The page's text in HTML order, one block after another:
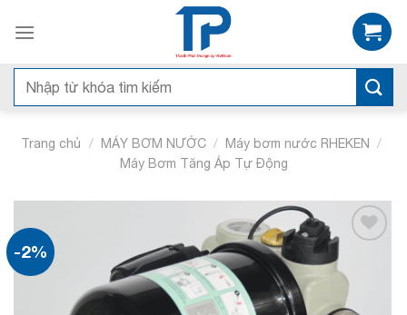
qua
dungTìm
kiếm:
Trang chủ / MÁY BƠM NƯỚC / Máy bơm nước RHEKEN /
Máy Bơm Tăng Áp Tự Động
-2%
Add to
wishlist